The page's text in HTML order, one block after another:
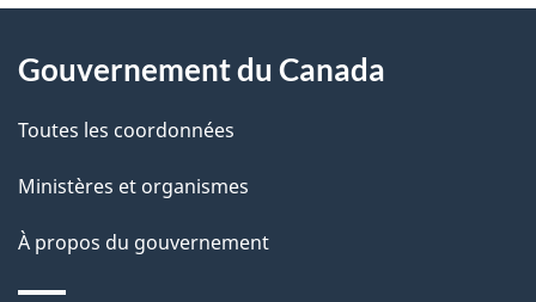
i
l
s
d
e
propos
de
ce
site
Gouvernement du Canada
Toutes les coordonnées
Ministères et organismes
À propos du gouvernement